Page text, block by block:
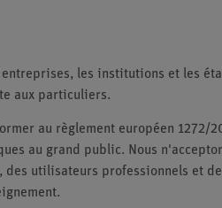
entreprises, les institutions et les
aux particuliers.
au règlement européen 1272/
au grand public. Nous
des utilisateurs professionnels et